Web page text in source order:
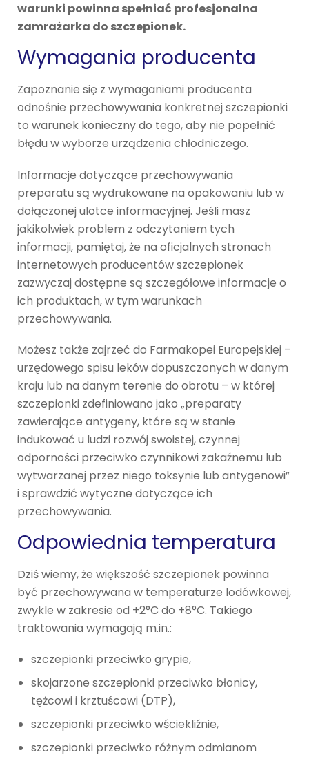
warunki powinna spełniać profesjonalna
zamrażarka do szczepionek.
Wymagania producenta
Zapoznanie się z wymaganiami producenta
odnośnie przechowywania konkretnej szczepionki
to warunek konieczny do tego, aby nie popełnić
błędu w wyborze urządzenia chłodniczego.
Informacje dotyczące przechowywania
preparatu są wydrukowane na opakowaniu lub w
dołączonej ulotce informacyjnej. Jeśli masz
jakikolwiek problem z odczytaniem tych
informacji, pamiętaj, że na oficjalnych stronach
internetowych producentów szczepionek
zazwyczaj dostępne są szczegółowe informacje o
ich produktach, w tym warunkach
przechowywania.
Możesz także zajrzeć do Farmakopei Europejskiej –
urzędowego spisu leków dopuszczonych w danym
kraju lub na danym terenie do obrotu – w której
szczepionki zdefiniowano jako „preparaty
zawierające antygeny, które są w stanie
indukować u ludzi rozwój swoistej, czynnej
odporności przeciwko czynnikowi zakaźnemu lub
wytwarzanej przez niego toksynie lub antygenowi”
i sprawdzić wytyczne dotyczące ich
przechowywania.
Odpowiednia temperatura
Dziś wiemy, że większość szczepionek powinna
być przechowywana w temperaturze lodówkowej,
zwykle w zakresie od +2°C do +8°C. Takiego
traktowania wymagają m.in.:
szczepionki przeciwko grypie,
skojarzone szczepionki przeciwko błonicy,
tężcowi i krztuścowi (DTP),
szczepionki przeciwko wściekliźnie,
szczepionki przeciwko różnym odmianom